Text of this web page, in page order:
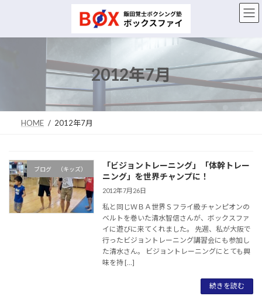
ン
プ
ー
動
2012年7月
HOME 2012年7月
ブログ （キッズ）
「ビジョントレーニング」「体幹トレー
ニング」を世界チャンプに！
2012年7月26日
私と同じＷＢＡ世界Ｓフライ級チャンピオンの
ベルトを巻いた清水智信さんが、ボックスファ
イに遊びに来てくれました。 先週、私が大阪で
行ったビジョントレーニング講習会にも参加し
た清水さん。 ビジョントレーニングにとても興
味を持 […]
続きを読む